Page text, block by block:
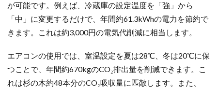
が可能です。例えば、冷蔵庫の設定温度を「強」から
「中」に変更するだけで、年間約61.3kWhの電力を節約で
きます。これは約3,000円の電気代削減に相当します。
エアコンの使用では、室温設定を夏は28℃、冬は20℃に保
つことで、年間約670kgのCO₂排出量を削減できます。こ
れは杉の木約48本分のCO₂吸収量に匹敵します。また、